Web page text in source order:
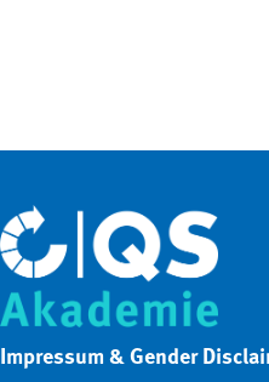
Impressum & Gender